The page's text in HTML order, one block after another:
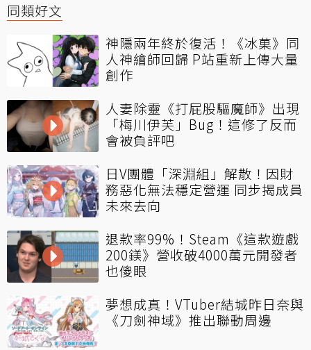
同類好文
神隱兩年終於復活！《冰菓》同
人神繪師回歸 P站重新上傳大量
創作
人妻除靈《打屁股驅魔師》出現
「梅川伊芙」Bug！這修了反而
會被負評吧
日V團體「深淵組」解散！因財
務惡化無法穩定營運 同步揭成員
未來去向
退款率99%！Steam《這款遊戲
200鎂》營收破4000萬元開發者
也傻眼
夢想成真！VTuber結城昨日奈與
《刀劍神域》推出聯動周邊